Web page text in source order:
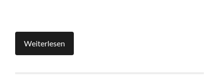
Weiterlesen